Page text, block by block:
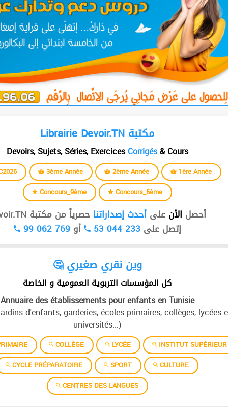
Librairie Devoir.TN مكتبة
Devoirs, Sujets, Séries, ExercicesCorrigés& Cours
3ème Année 2ème Année
1ère Année
Concours_9ème
Concours_6ème
أحصل الأن على أحدث إصداراتنا حصرياً من مكتبة Devoir.TN
إتصل على 53 044 233 أو99 062 769
🤔 وين نقري صغيري
كل المؤسسات التربوية العمومية و الخاصة
Annuaire des établissements pour enfants en Tunisie
d'enfants, garderies, écoles primaires, collèges, lycées
universités...)
COLLÈGE LYCÉE
INSTITUT SUPÉRIEUR
CYCLE PRÉPARATOIRE
SPORT
CULTURE
CENTRES DES LANGUES